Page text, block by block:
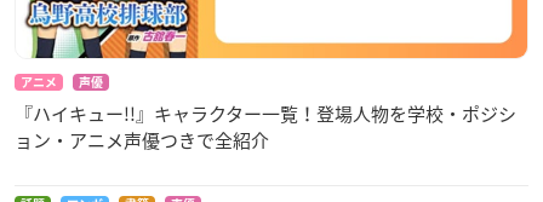
アニメ 声優
『ハイキュー!!』キャラクター一覧！登場人物を学校・ポジシ
ョン・アニメ声優つきで全紹介